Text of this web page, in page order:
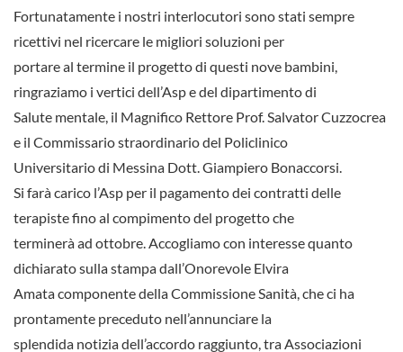
Fortunatamente i nostri interlocutori sono stati sempre
ricettivi nel ricercare le migliori soluzioni per
portare al termine il progetto di questi nove bambini,
ringraziamo i vertici dell’Asp e del dipartimento di
Salute mentale, il Magnifico Rettore Prof. Salvator Cuzzocrea
e il Commissario straordinario del Policlinico
Universitario di Messina Dott. Giampiero Bonaccorsi.
Si farà carico l’Asp per il pagamento dei contratti delle
terapiste fino al compimento del progetto che
terminerà ad ottobre. Accogliamo con interesse quanto
dichiarato sulla stampa dall’Onorevole Elvira
Amata componente della Commissione Sanità, che ci ha
prontamente preceduto nell’annunciare la
splendida notizia dell’accordo raggiunto, tra Associazioni